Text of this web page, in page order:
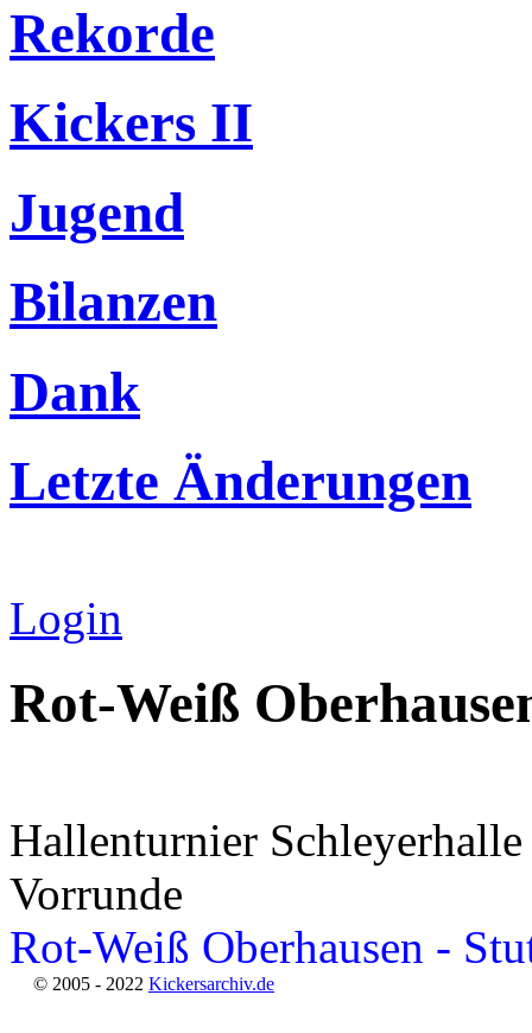
Rekorde
Kickers II
Jugend
Bilanzen
Dank
Letzte Änderungen
Login
Rot-Weiß
Hallenturnier
Vorrunde
Rot-Weiß Oberhausen -
© 2005 - 2022 Kickersarchiv.de